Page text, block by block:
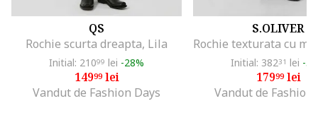
QS
Rochie scurta dreapta, Lila
Initial: 21099 lei -28%
14999lei
Vandut de Fashion Days
S.OLIVER
Initial: 38231 lei -
17999lei
Vandut de Fashion